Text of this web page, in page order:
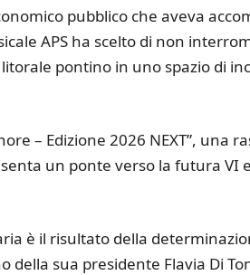
pubblico che aveva
APS ha scelto di non
pontino in uno spazio di
– Edizione 2026 NEXT”, una
un ponte verso la futura VI
è il risultato della
della sua presidente Flavia Di